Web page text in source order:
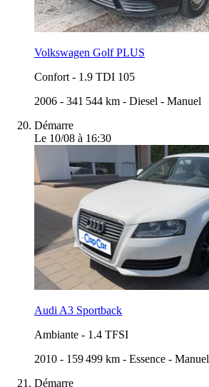
Volkswagen Golf PLUS
Confort - 1.9 TDI 105
2006 - 341 544 km - Diesel - Manuel
Démarre
Le 10/08 à 16:30
Audi A3 Sportback
Ambiante - 1.4 TFSI
2010 - 159 499 km - Essence - Manuel
Démarre